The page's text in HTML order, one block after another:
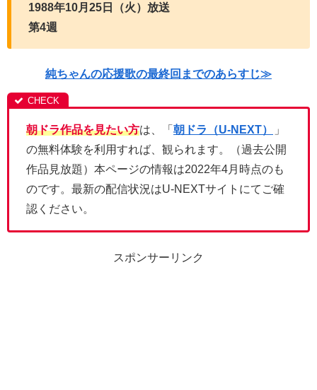
1988年10月25日（火）放送
第4週
純ちゃんの応援歌の最終回までのあらすじ≫
朝ドラ作品を見たい方は、「 朝ドラ（U-NEXT）
」
の無料体験を利用すれば、観られます。（過去公開
作品見放題）本ページの情報は2022年4月時点のも
のです。最新の配信状況はU-NEXTサイトにてご確
認ください。
スポンサーリンク